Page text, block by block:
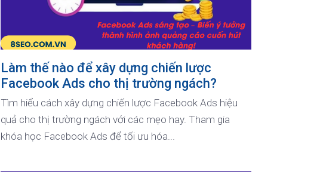
Làm thế nào để xây dựng chiến lược
Facebook Ads cho thị trường ngách?
Tìm hiểu cách xây dựng chiến lược Facebook Ads hiệu
quả cho thị trường ngách với các mẹo hay. Tham gia
khóa học Facebook Ads để tối ưu hóa...